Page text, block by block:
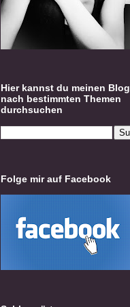
Hier kannst du meinen Blog
nach bestimmten Themen
durchsuchen
Folge mir auf Facebook